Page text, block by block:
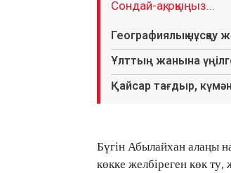
Сондай-ақ, оқыңыз...
Географиялық
Ұлттың жанына
Қайсар тағдыр,
Бүгін Абылайхан алаңы
көкке желбіреген көк